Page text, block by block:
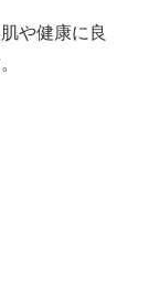
や健康に良